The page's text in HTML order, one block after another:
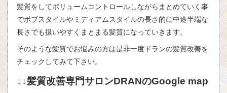
髪質をしてボリュームコントロールしながらまとめていく事
でボブスタイルやミディアムスタイルの長さ的に中途半端な
長さでも扱いやすくまとまる髪質になっていきます。
そのような髪質でお悩みの方は是非一度ドランの髪質改善を
チェックしてみて下さい。
↓↓髪質改善専門サロンDRANのGoogle map